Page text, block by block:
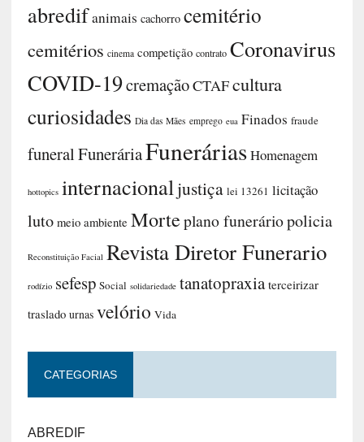
abredifanimais cachorro cemitério
cemitérios cinema competição contrato Coronavirus
COVID-19cremaçãoCTAFcultura
curiosidades Dia das Mães emprego eua Finados fraude
funeralFuneráriaFuneráriasHomenagem
hottopics internacionaljustiça lei 13261 licitação
luto meio ambiente Morteplano funeráriopolicia
Reconstituição Facial Revista Diretor Funerario
rodízio sefesp Social solidariedade tanatopraxia terceirizar
traslado urnas velório Vida
CATEGORIAS
ABREDIF